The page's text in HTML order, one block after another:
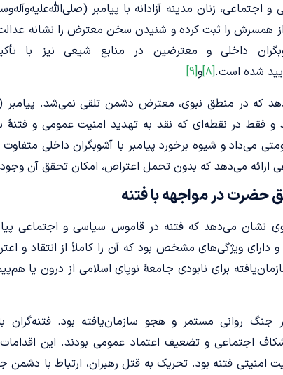
زنان مدینه آزادانه با پیامبر
همسرش را ثبت کرده و شنیدن سخن معترض را نشانه
داخلی و معترضین در منابع شیعی نیز با
شده است.[8] و[9]
که در منطق نبوی، معترض دشمن تلقی نمی‌شد. پیامبر
فقط در نقطه‌ای که نقد به تهدید امنیت عمومی و فتنۀ
می‌داد و شیوه برخورد پیامبر با آشوبگران داخلی متفاوت
ارائه می‌دهد که بدون تحمل اعتراض، امکان تحقق آن وجود
حضرت در مواجهه با فتنه
نشان می‌دهد که فتنه در قاموس سیاسی و اجتماعی
دارای ویژگی‌های مشخص بود که آن را کاملاً از انتقاد و
برای نابودی جامعۀ نوپای اسلامی از درون یا
جنگ روانی مستمر و هجو سازمان‌یافته بود. فتنه‌گران با
شکاف اجتماعی و تضعیف اعتماد عمومی بودند. این
امنیتی فتنه بود. تحریک به قتل رهبران، ارتباط با